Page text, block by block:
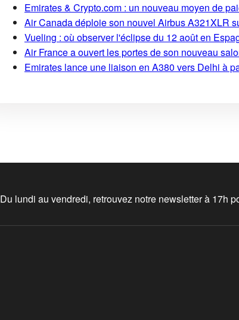
Emirates & Crypto.com : un nouveau moyen de
Air Canada déploie son nouvel Airbus A321XLR
Vueling : où observer l'éclipse du 12 août en
Air France a ouvert les portes de son nouveau
Emirates lance une liaison en A380 vers Delhi à
Du lundi au vendredi, retrouvez notre newsletter à 17h